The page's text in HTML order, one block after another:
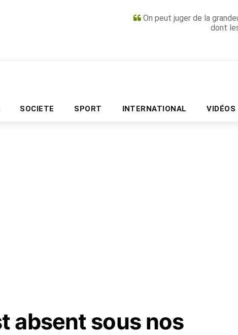
On peut juger de la
dont
SOCIETE SPORT INTERNATIONAL VIDÉOS
PUBLICITÉ
absent sous nos